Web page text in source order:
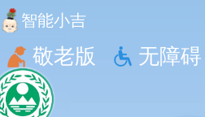
智能小吉
敬老版 无障碍